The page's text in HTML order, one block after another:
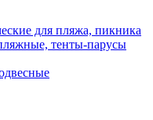
для пляжа, пикника
тенты-парусы